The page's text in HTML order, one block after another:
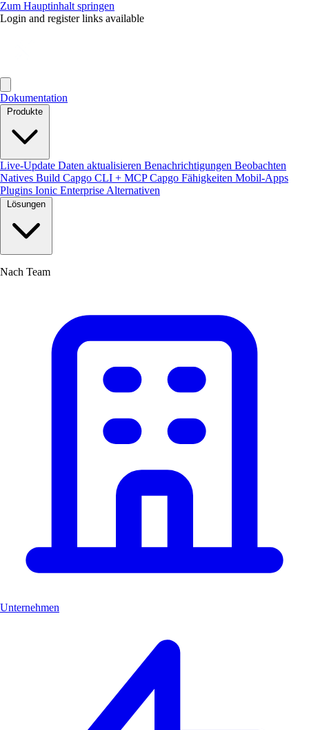
Zum Hauptinhalt springen
Login and register links available
Dokumentation
Produkte
Live-Update Daten aktualisieren Benachrichtigungen Beobachten
Natives Build Capgo CLI + MCPCapgo Fähigkeiten Mobil-Apps
Plugins Ionic Enterprise Alternativen
Lösungen
Nach Team
Unternehmen